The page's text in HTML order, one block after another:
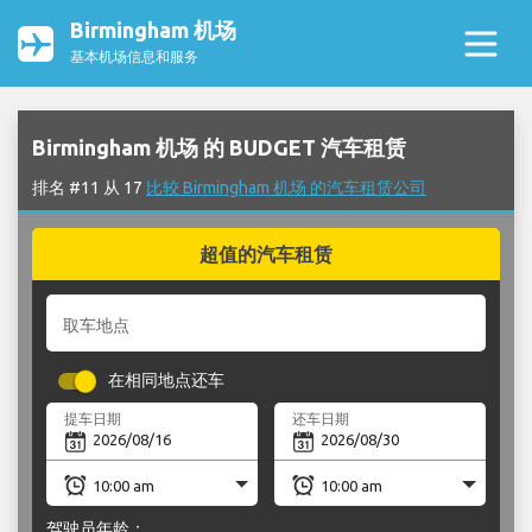
Birmingham 机场
基本机场信息和服务
Birmingham 机场 的 BUDGET 汽车租赁
排名 #11 从 17 比较 Birmingham 机场 的汽车租赁公司
超值的汽车租赁
取车地点
在相同地点还车
提车日期 还车日期